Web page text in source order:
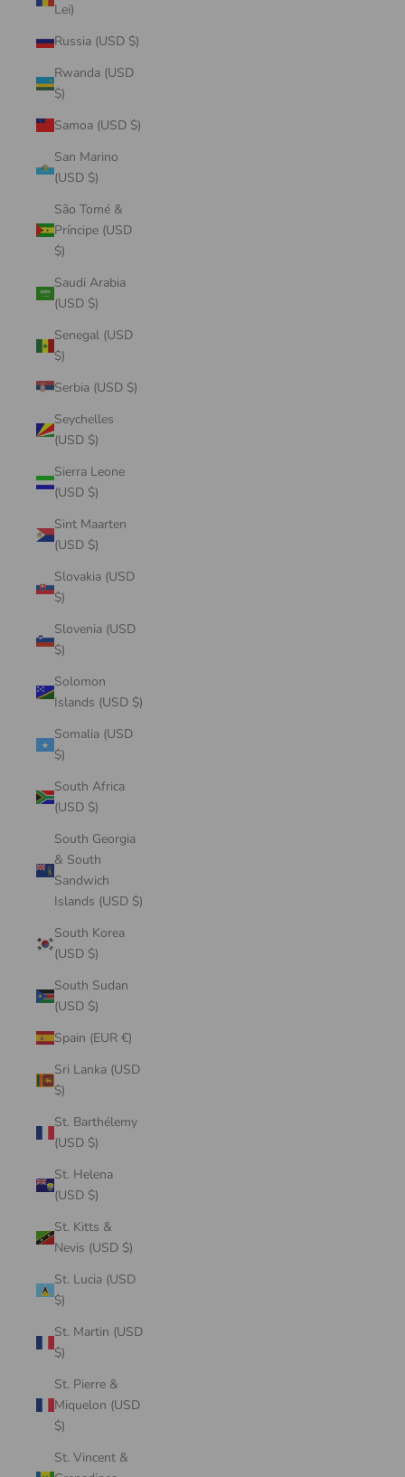
Lei)
Russia (USD $)
Rwanda (USD
$)
Samoa (USD $)
San Marino
(USD $)
São Tomé &
Príncipe (USD
$)
Saudi Arabia
(USD $)
Senegal (USD
$)
Serbia (USD $)
Seychelles
(USD $)
Sierra Leone
(USD $)
Sint Maarten
(USD $)
Slovakia (USD
$)
Slovenia (USD
$)
Solomon
Islands (USD $)
Somalia (USD
$)
South Africa
(USD $)
South Georgia
& South
Sandwich
Islands (USD $)
South Korea
(USD $)
South Sudan
(USD $)
Spain (EUR €)
Sri Lanka (USD
$)
St. Barthélemy
(USD $)
St. Helena
(USD $)
St. Kitts &
Nevis (USD $)
St. Lucia (USD
$)
St. Martin (USD
$)
St. Pierre &
Miquelon (USD
$)
St. Vincent &